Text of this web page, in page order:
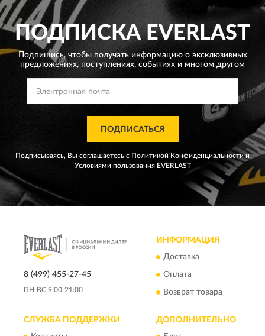
ПОДПИСКАEVERLAST
Подпишись, чтобы получать информацию о эксклюзивных
предложениях, поступлениях, событиях и многом другом
ПОДПИСАТЬСЯ
Подписываясь, Вы соглашаетесь с Политикой Конфиденциальности и
Условиями пользованияEVERLAST
8 (499) 455-27-45
ПН-ВС 9:00-21:00
ИНФОРМАЦИЯ
Доставка
Оплата
Возврат товара
СЛУЖБА ПОДДЕРЖКИ ДОПОЛНИТЕЛЬНО